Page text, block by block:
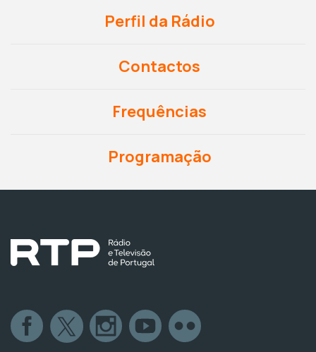
Perfil da Rádio
Contactos
Frequências
Programação